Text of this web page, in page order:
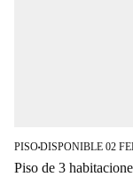
PISO■DISPONIBLE 02
Piso de 3